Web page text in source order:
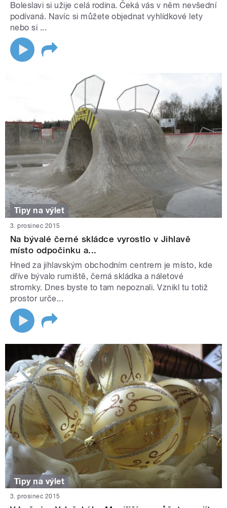
Boleslavi si užije celá rodina. Čeká vás v něm nevšední
podívaná. Navíc si můžete objednat vyhlídkové lety
nebo si ...
Tipy na výlet
3. prosinec 2015
Na bývalé černé skládce vyrostlo v Jihlavě
místo odpočinku a...
Hned za jihlavským obchodním centrem je místo, kde
dříve bývalo rumiště, černá skládka a náletové
stromky. Dnes byste to tam nepoznali. Vznikl tu totiž
prostor urče...
Tipy na výlet
3. prosinec 2015